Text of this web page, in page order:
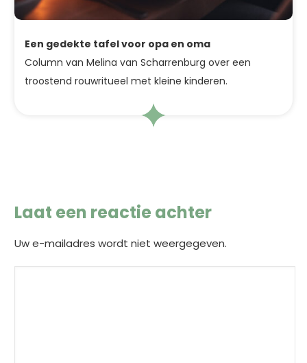
Een gedekte tafel voor opa en oma
Column van Melina van Scharrenburg over een
troostend rouwritueel met kleine kinderen.
Laat een reactie achter
Uw e-mailadres wordt niet weergegeven.